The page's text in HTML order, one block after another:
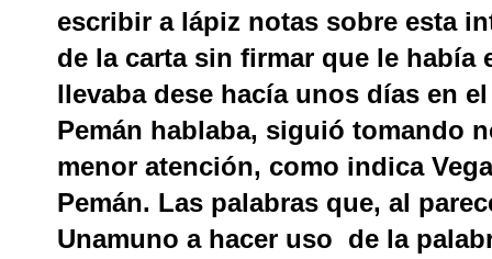
escribir a lápiz notas sobre esta
de la carta sin firmar que le había
llevaba dese hacía unos días en
Pemán hablaba, siguió tomando
menor atención, como indica
Pemán. Las palabras que, al
Unamuno a hacer uso de la